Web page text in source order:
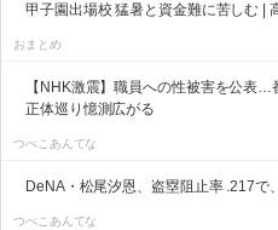
甲子園出場校 猛暑と資金難に苦しむ |
おまとめ
【NHK激震】職員への性被害を公表
正体巡り憶測広がる
つべこあんてな
DeNA・松尾汐恩、盗塁阻止率 .217で
つべこあんてな